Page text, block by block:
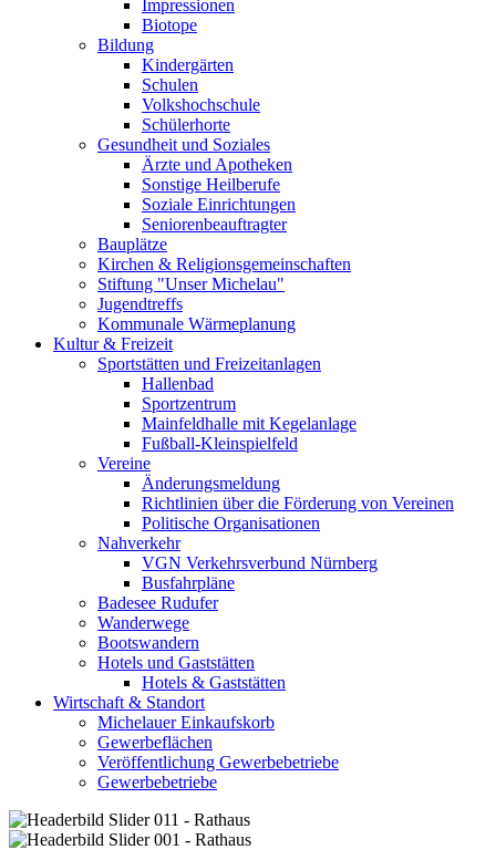
Impressionen
Biotope
Bildung
Kindergärten
Schulen
Volkshochschule
Schülerhorte
Gesundheit und Soziales
Ärzte und Apotheken
Sonstige Heilberufe
Soziale Einrichtungen
Seniorenbeauftragter
Bauplätze
Kirchen & Religionsgemeinschaften
Stiftung "Unser Michelau"
Jugendtreffs
Kommunale Wärmeplanung
Kultur & Freizeit
Sportstätten und Freizeitanlagen
Hallenbad
Sportzentrum
Mainfeldhalle mit Kegelanlage
Fußball-Kleinspielfeld
Vereine
Änderungsmeldung
Richtlinien über die Förderung von Vereinen
Politische Organisationen
Nahverkehr
VGN Verkehrsverbund Nürnberg
Busfahrpläne
Badesee Rudufer
Wanderwege
Bootswandern
Hotels und Gaststätten
Hotels & Gaststätten
Wirtschaft & Standort
Michelauer Einkaufskorb
Gewerbeflächen
Veröffentlichung Gewerbebetriebe
Gewerbebetriebe